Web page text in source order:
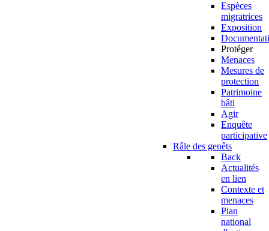
Espèces
migratrices
Exposition
Protéger
Menaces
Mesures de
protection
Patrimoine
bâti
Agir
Enquête
participative
Râle des genêts
Back
Actualités
en lien
Contexte et
menaces
Plan
national